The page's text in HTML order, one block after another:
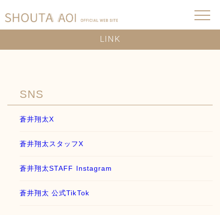
LINK
SNS
蒼井翔太X
蒼井翔太スタッフX
蒼井翔太STAFF Instagram
蒼井翔太 公式TikTok